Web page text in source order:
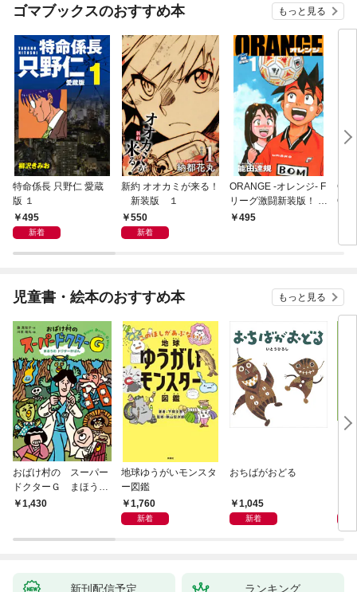
ゴマブックスのおすすめ本 もっと見る
特命係長 只野仁 愛蔵
版 １
495
新着
新約 オオカミが来る！
新装版 １
550
新着
ORANGE -オレンジ- F
リーグ激闘新装版！ 第
１巻495
児童書・絵本のおすすめ本 もっと見る
おばけ村の スーパー
ドクターＧ まほう
の ドクターかばん
1,430
地球ゆうがいモンスタ
ー図鑑
1,760
新着
おちばがおどる
1,045
新着
新刊配信予定 ランキング